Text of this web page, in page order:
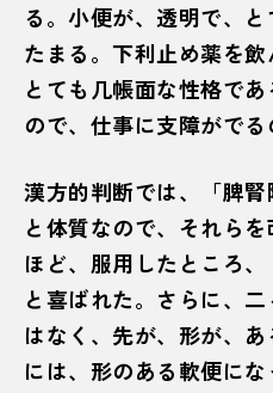
る。小便が、透明で、
たまる。下利止め薬を飲
とても几帳面な性格で
ので、仕事に支障がでる
漢方的判断では、「脾
と体質なので、それら
ほど、服用したところ、
と喜ばれた。さらに、
はなく、先が、形が、
には、形のある軟便にな